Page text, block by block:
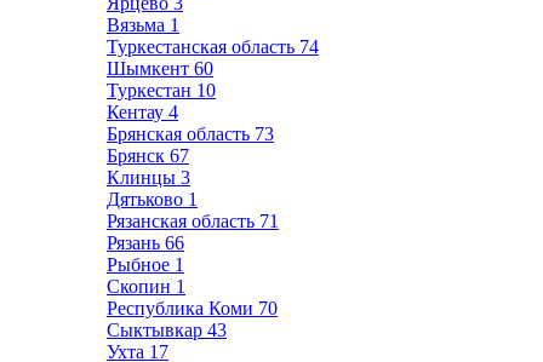
Вязьма 1
Туркестанская область 74
Шымкент 60
Туркестан 10
Кентау 4
Брянская область 73
Брянск 67
Клинцы 3
Дятьково 1
Рязанская область 71
Рязань 66
Рыбное 1
Скопин 1
Республика Коми 70
Сыктывкар 43
Ухта 17